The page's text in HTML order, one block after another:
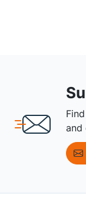
and